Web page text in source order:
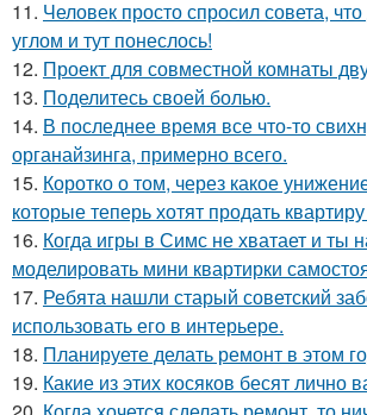
11. Человек просто спросил совета,
углом и тут понеслось!
12. Проект для совместной комнаты
13. Поделитесь своей болью.
14. В последнее время все что-то
органайзинга, примерно всего.
15. Коротко о том, через какое
которые теперь хотят продать
16. Когда игры в Симс не хватает и ты
моделировать мини квартирки
17. Ребята нашли старый советский
использовать его в интерьере.
18. Планируете делать ремонт в этом
19. Какие из этих косяков бесят лично